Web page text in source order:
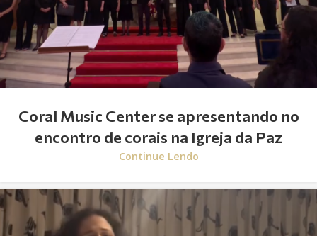
Coral Music Center se apresentando no
encontro de corais na Igreja da Paz
Continue Lendo